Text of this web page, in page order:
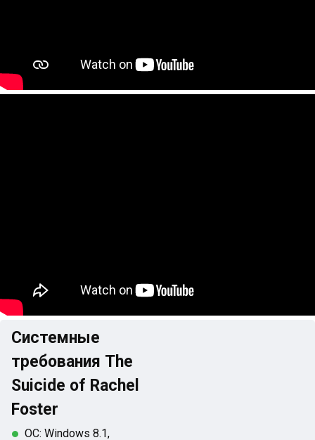
Системные
требования The
Suicide of Rachel
Foster
ОС: Windows 8.1,